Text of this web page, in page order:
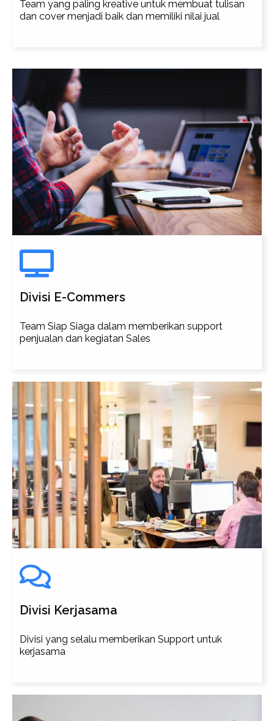
Team yang paling kreative untuk membuat tulisan
dan cover menjadi baik dan memiliki nilai jual
Divisi E-Commers
Team Siap Siaga dalam memberikan support
penjualan dan kegiatan Sales
Divisi Kerjasama
Divisi yang selalu memberikan Support untuk
kerjasama